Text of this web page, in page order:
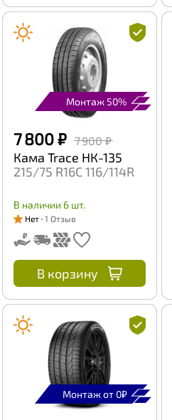
Монтаж 50%
7 800 ₽ 7 900 ₽
Кама Trace НК-135
215/75 R16C 116/114R
В наличии 6 шт.
Нет 1 Отзыв
В корзину
Монтаж от 0₽